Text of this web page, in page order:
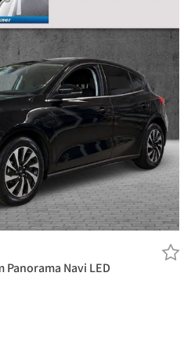
Panorama Navi LED